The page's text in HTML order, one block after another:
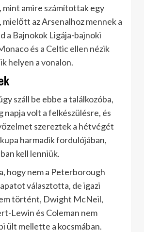
mint amire számítottak egy
az Arsenalhoz mennek a
a Bajnokok Ligája-bajnoki
és a Celtic ellen nézik
helyen a vonalon.
száll be ebbe a találkozóba,
napja volt a felkészülésre, és
szereztek a hétvégét
harmadik fordulójában,
kell lenniük.
hogy nem a Peterborough
választotta, de igazi
történt, Dwight McNeil,
Lewin és Coleman nem
ült mellette a kocsmában.